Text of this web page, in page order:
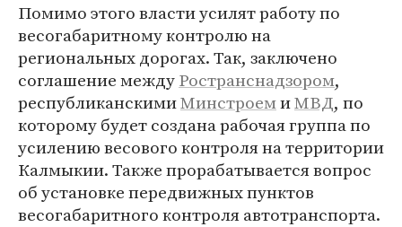
Помимо этого власти усилят работу по
весогабаритному контролю на
региональных дорогах. Так, заключено
соглашение междуРостранснадзором,
республиканскимиМинстроемиМВД, по
которому будет создана рабочая группа по
усилению весового контроля на территории
Калмыкии. Также прорабатывается вопрос
об установке передвижных пунктов
весогабаритного контроля автотранспорта.